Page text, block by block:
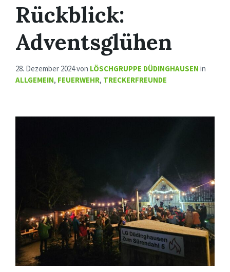
Rückblick:
Adventsglühen
28. Dezember 2024von LÖSCHGRUPPE DÜDINGHAUSEN in
ALLGEMEIN, FEUERWEHR, TRECKERFREUNDE